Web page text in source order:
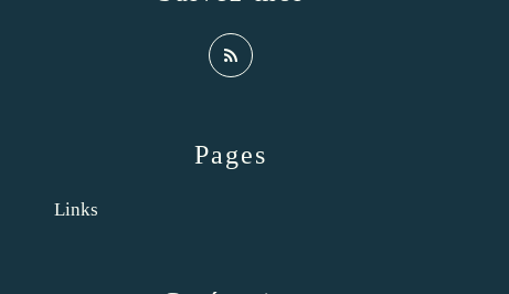
Pages
Links